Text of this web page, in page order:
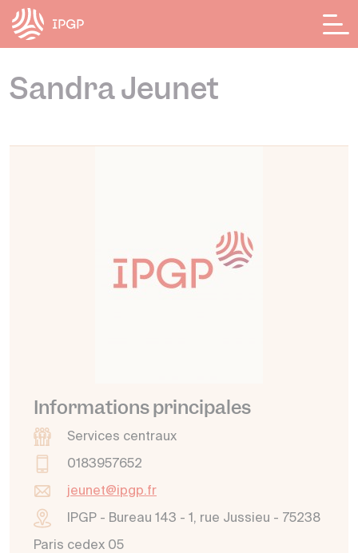
Sandra Jeunet
Informations principales
Services centraux
0183957652
jeunet@ipgp.fr
IPGP - Bureau 143 - 1, rue Jussieu - 75238
Paris cedex 05
Panneau de gestion des cookies